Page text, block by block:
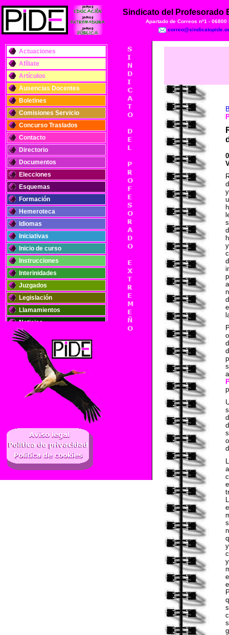
Sindicato del Profesorado
Apartado de Correos nº1 - 06800
Actuaciones
Afíliate
Artículos
Ausencias Docentes
Boletines
Comisiones Servicio
Concurso Traslados
Contacto
Directorio
Documentos
Elecciones
Esquemas
Formación
Hemeroteca
Idiomas
Iniciativas
Inicio de curso
Instrucciones
Interinidades
Juzgados
Legislación
Llamamientos
Noticias
Oposiciones
Plantillas
Publicaciones
Registros
Retribuciones
Solidaridad